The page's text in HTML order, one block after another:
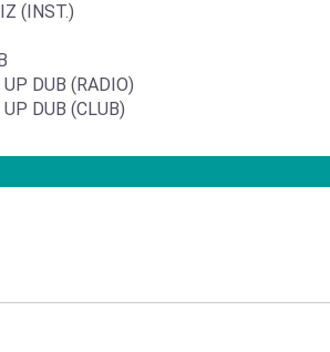
(INST.)
UP DUB (RADIO)
DUB (CLUB)